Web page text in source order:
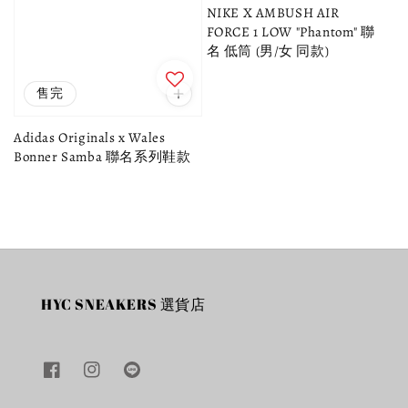
售完
Adidas Originals x Wales
Bonner Samba 聯名系列鞋款
NIKE X AMBUSH AIR
FORCE 1 LOW "Phantom" 聯
名 低筒 (男/女 同款)
HYC SNEAKERS 選貨店